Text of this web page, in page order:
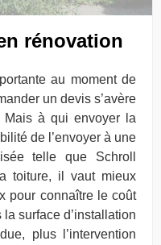
rénovation
au moment de
un devis s’avère
à qui envoyer la
de l’envoyer à une
telle que Schroll
toiture, il vaut mieux
pour connaître le coût
surface d’installation
plus l’intervention